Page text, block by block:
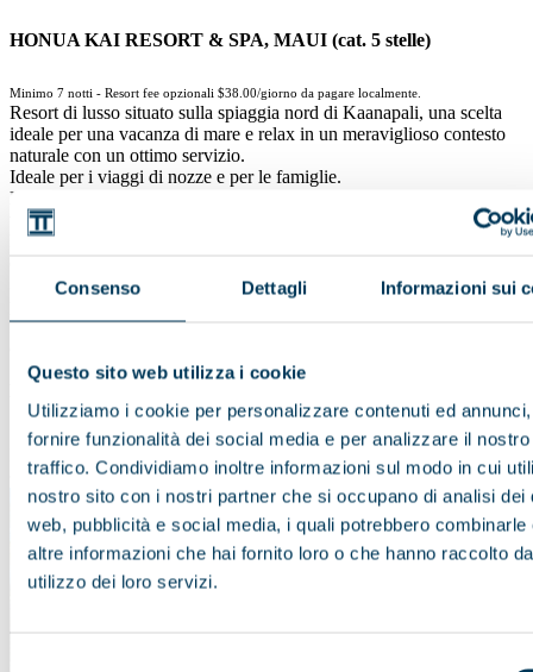
Consenso Dettagli Informazioni sui
Questo sito web utilizza i cookie
Utilizziamo i cookie per personalizzare contenuti ed
fornire funzionalità dei social media e per analizzare il nostro
traffico. Condividiamo inoltre informazioni sul modo in cui
nostro sito con i nostri partner che si occupano di analisi dei
web, pubblicità e social media, i quali potrebbero combinarle
altre informazioni che hai fornito loro o che hanno raccolto
utilizzo dei loro servizi.
HONUA KAI RESORT & SPA, MAUI (cat. 5 stelle)
Minimo 7 notti - Resort fee opzionali $38.00/giorno da pagare localmente.
Resort di lusso situato sulla spiaggia nord di Kaanapali, una scelta
ideale per una vacanza di mare e relax in un meraviglioso contesto
naturale con un ottimo servizio.
Ideale per i viaggi di nozze e per le famiglie.
Le sistemazioni sono in ampie suite o in piccoli appartamenti con
vista montagna, giardino o mare.
Le suite sono composte da camera da letto, soggiorno con angolo
3 piscine, di cui una con scivolo, uso gratuito di lettini in piscina, a
pagamento attrezzatura per sport acquatici.
Il Duke's Beach House, è il ristorante vista oceano del resort, con
1 Bedroom Ocean View
1 gennaio - 31 dicembre 2021 da: doppia da € 370,00 | tripla da € 287,00